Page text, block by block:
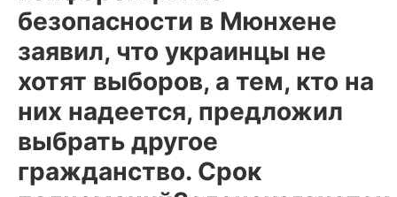
безопасности в Мюнхене
заявил, что украинцы не
хотят выборов, а тем, кто на
них надеется, предложил
выбрать другое
гражданство. Срок